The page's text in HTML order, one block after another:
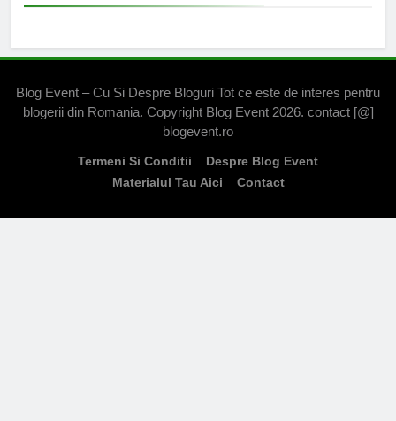
Blog Event – Cu Si Despre Bloguri Tot ce este de interes pentru
blogerii din Romania. Copyright Blog Event 2026. contact [@]
blogevent.ro
Termeni Si Conditii
Despre Blog Event
Materialul Tau Aici
Contact